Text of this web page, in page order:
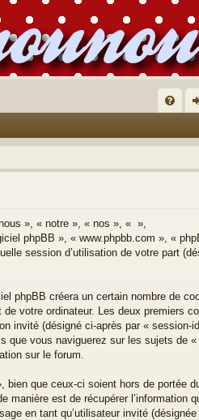
Q
», « notre », « nos », « »,
phpBB », « www.phpbb.com », «
session d’utilisation de votre part
phpBB créera un certain nombre de
votre ordinateur. Les deux premiers
invité (désigné ci-après par « session-
que vous naviguerez sur les sujets de
sur le forum.
bien que ceux-ci soient hors de portée
est de récupérer l’information
en tant qu’utilisateur invité (désignée